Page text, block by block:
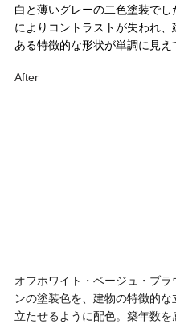
白と薄いグレーの二色塗装でし
によりコントラストが失われ、
ある特徴的な形状が単調に見え
After
オフホワイト・ベージュ・ブラ
ンの塗装色を、建物の特徴的な
立たせるように配色。築年数を